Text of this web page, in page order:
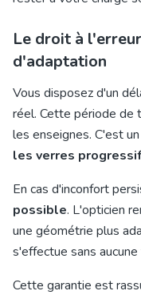
Le droit à
d'adaptation
Vous disposez d'un
réel. Cette période de
les enseignes. C'est un
les verres
En cas d'inconfort
possible. L'opticien
une géométrie plus
s'effectue sans
Cette garantie est